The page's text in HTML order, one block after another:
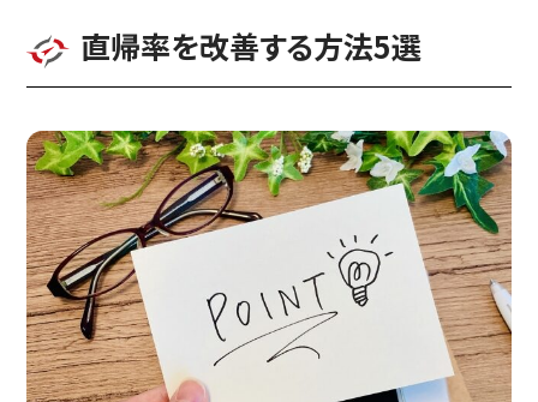
直帰率を改善する方法5選